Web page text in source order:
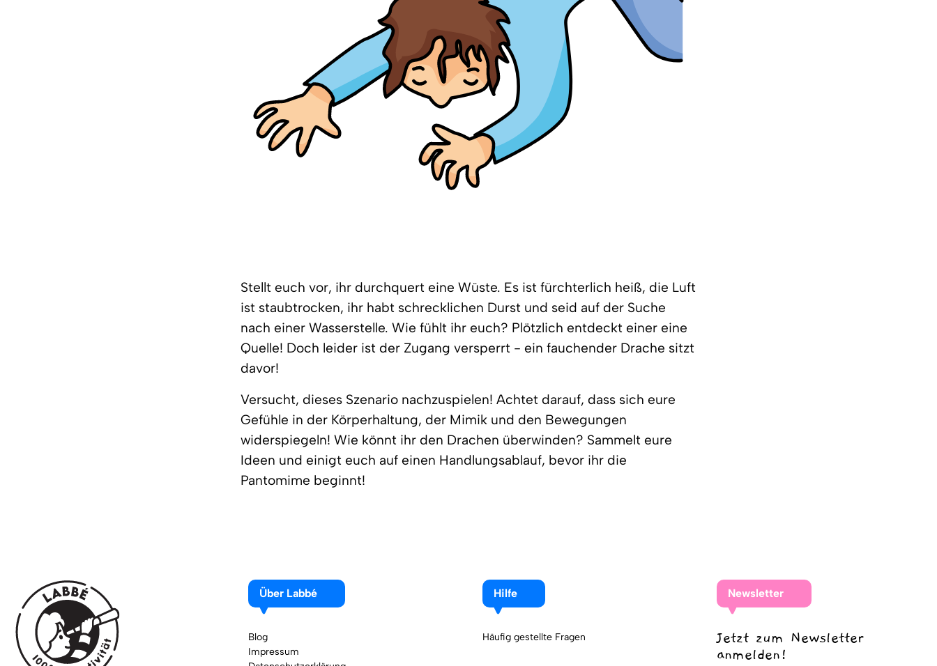
Stellt euch vor, ihr durchquert eine Wüste. Es ist fürchterlich heiß, die Luft
ist staubtrocken, ihr habt schrecklichen Durst und seid auf der Suche
nach einer Wasserstelle. Wie fühlt ihr euch? Plötzlich entdeckt einer eine
Quelle! Doch leider ist der Zugang versperrt - ein fauchender Drache sitzt
davor!
Versucht, dieses Szenario nachzuspielen! Achtet darauf, dass sich eure
Gefühle in der Körperhaltung, der Mimik und den Bewegungen
widerspiegeln! Wie könnt ihr den Drachen überwinden? Sammelt eure
Ideen und einigt euch auf einen Handlungsablauf, bevor ihr die
Pantomime beginnt!
Über Labbé
Blog
Impressum
Hilfe
Häufig gestellte Fragen
Newsletter
Jetzt zum Newsletter
anmelden!